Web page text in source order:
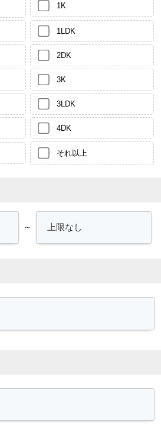
1K
1LDK
2DK
3K
3LDK
4DK
それ以上
～